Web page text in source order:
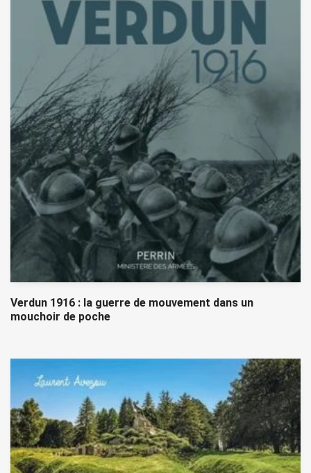
Verdun 1916 : la guerre de mouvement dans un
mouchoir de poche